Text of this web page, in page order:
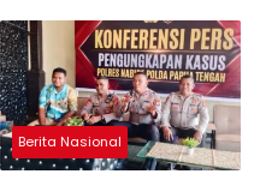
Berita Nasional